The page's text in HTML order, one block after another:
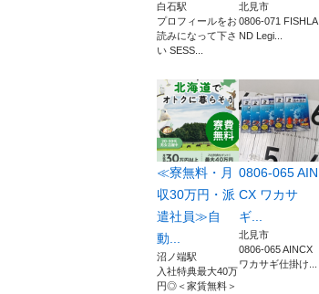
白石駅
プロフィールをお
読みになって下さ
い SESS...
北見市
0806-071 FISHLA
ND Legi...
≪寮無料・月
収30万円・派
遣社員≫自
動...
沼ノ端駅
入社特典最大40万
円◎＜家賃無料＞
0806-065 AIN
CX ワカサ
ギ...
北見市
0806-065 AINCX
ワカサギ仕掛け...